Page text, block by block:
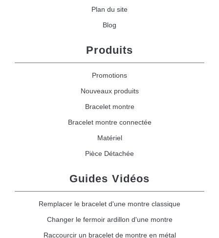
Plan du site
Blog
Produits
Promotions
Nouveaux produits
Bracelet montre
Bracelet montre connectée
Matériel
Pièce Détachée
Guides Vidéos
Remplacer le bracelet d'une montre classique
Changer le fermoir ardillon d'une montre
Raccourcir un bracelet de montre en métal